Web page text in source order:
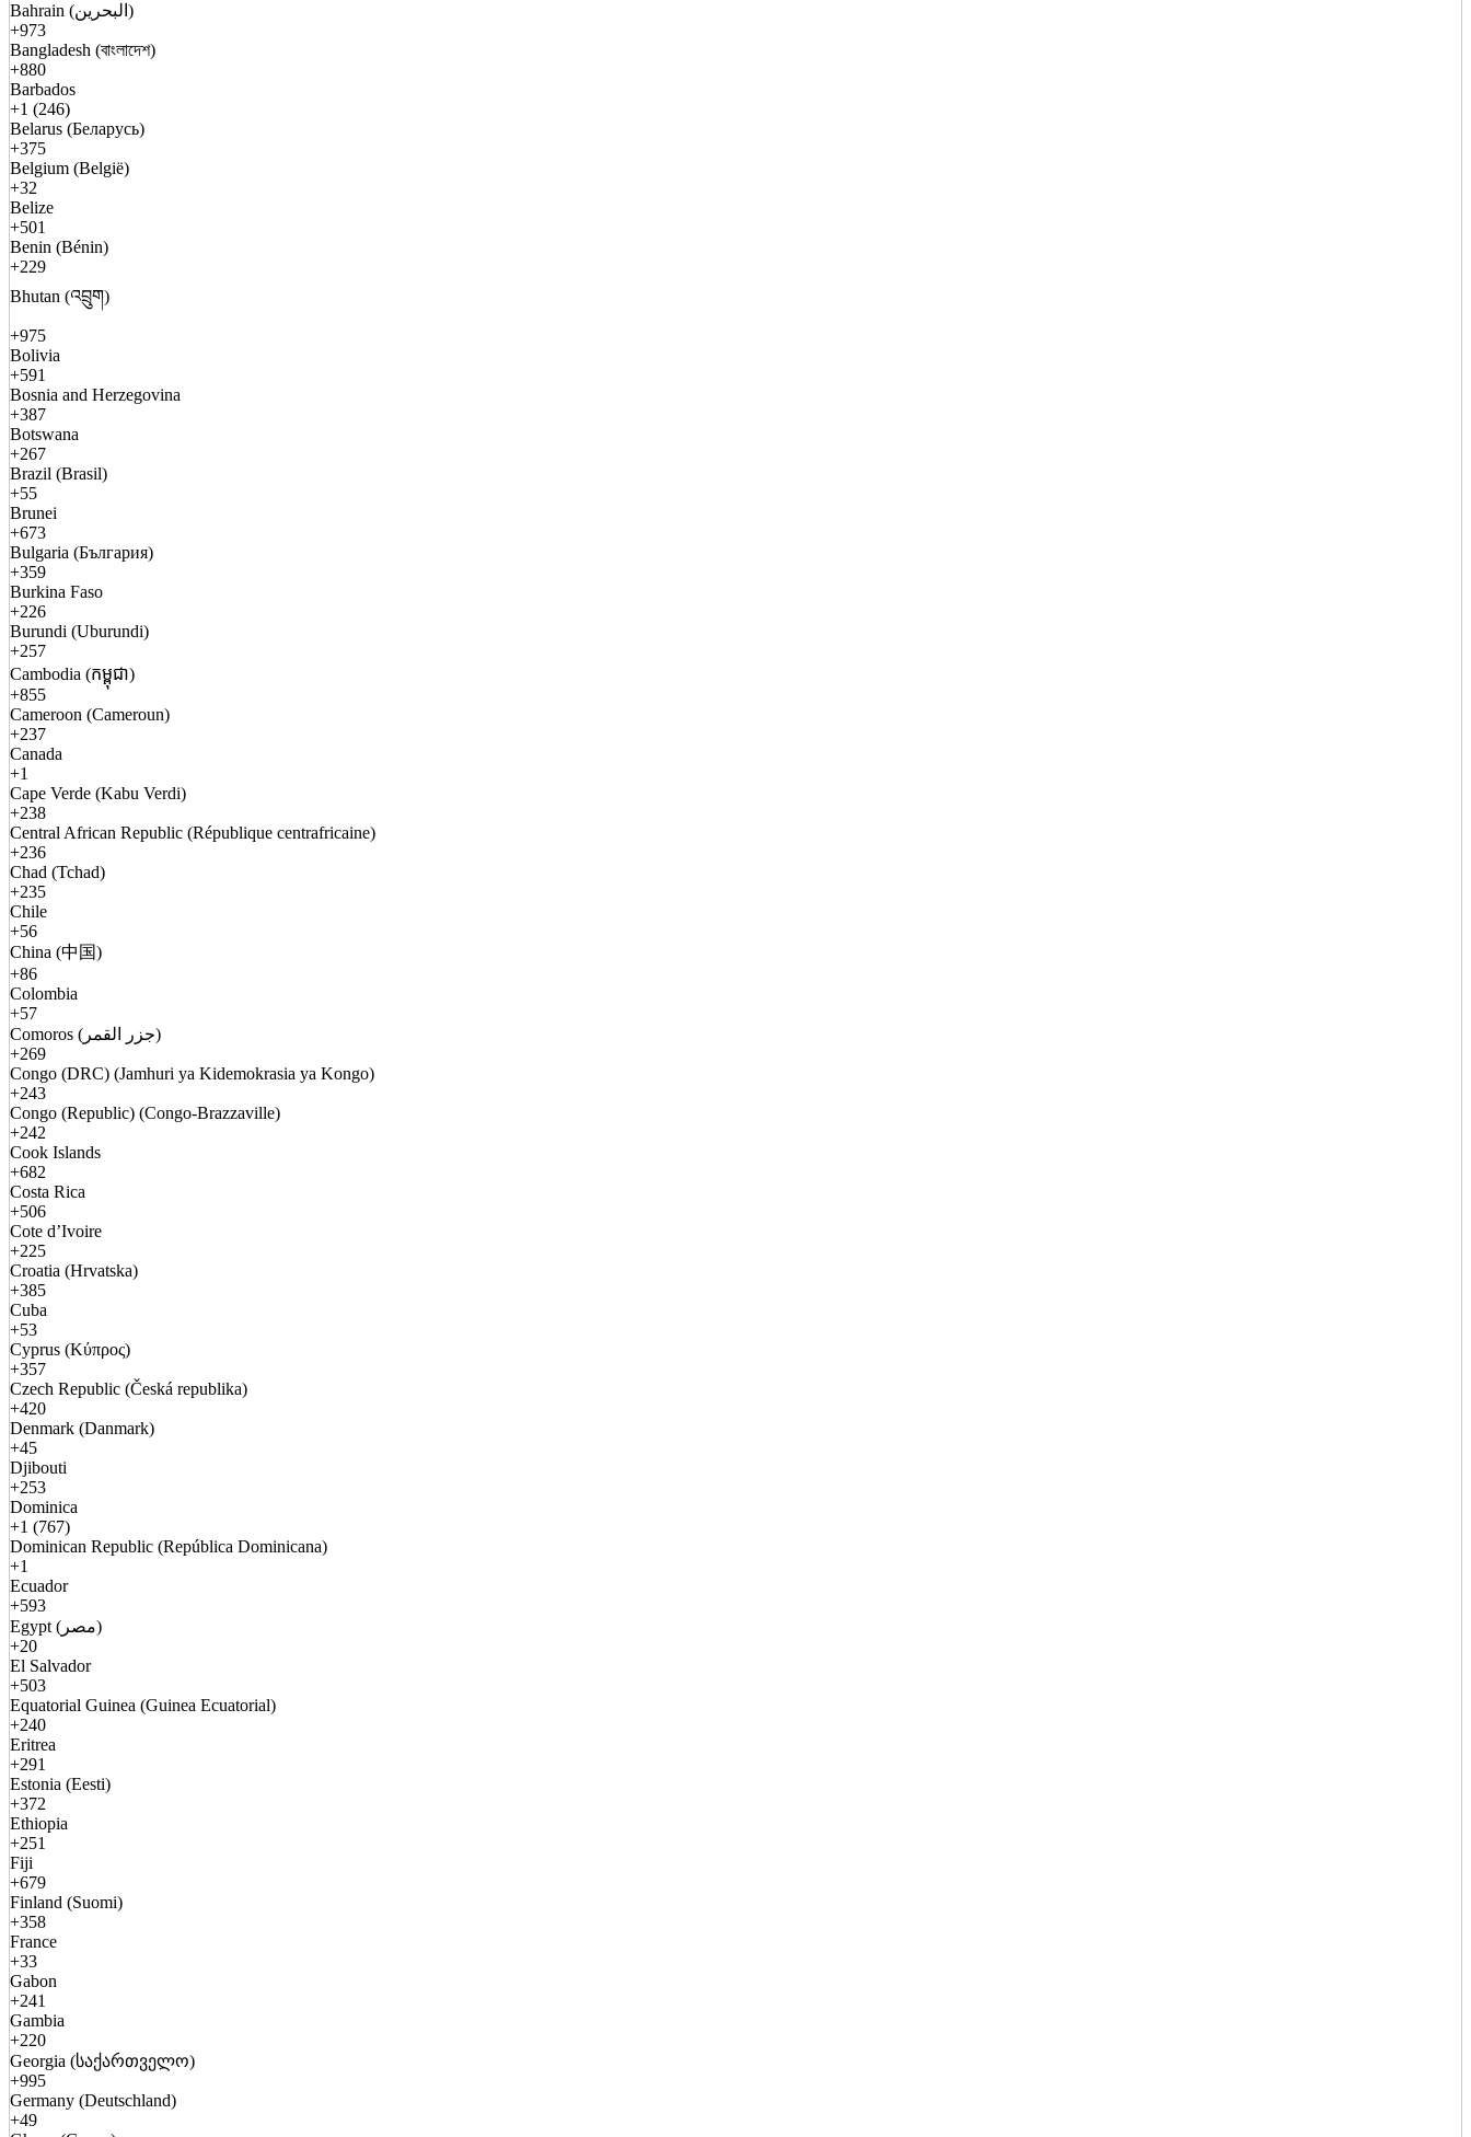
Bahrain (البحرين)
+973
Bangladesh (বাংলাদেশ)
+880
Barbados
+1 (246)
Belarus (Беларусь)
+375
Belgium (België)
+32
Belize
+501
Benin (Bénin)
+229
Bhutan (འབྲུག)
+975
Bolivia
+591
Bosnia and Herzegovina
+387
Botswana
+267
Brazil (Brasil)
+55
Brunei
+673
Bulgaria (България)
+359
Burkina Faso
+226
Burundi (Uburundi)
+257
Cambodia (កម្ពុជា)
+855
Cameroon (Cameroun)
+237
Canada
+1
Cape Verde (Kabu Verdi)
+238
Central African Republic (République centrafricaine)
+236
Chad (Tchad)
+235
Chile
+56
China (中国)
+86
Colombia
+57
Comoros (جزر القمر)
+269
Congo (DRC) (Jamhuri ya Kidemokrasia ya Kongo)
+243
Congo (Republic) (Congo-Brazzaville)
+242
Cook Islands
+682
Costa Rica
+506
Cote d’Ivoire
+225
Croatia (Hrvatska)
+385
Cuba
+53
Cyprus (Κύπρος)
+357
Czech Republic (Česká republika)
+420
Denmark (Danmark)
+45
Djibouti
+253
Dominica
+1 (767)
Dominican Republic (República Dominicana)
+1
Ecuador
+593
Egypt (مصر)
+20
El Salvador
+503
Equatorial Guinea (Guinea Ecuatorial)
+240
Eritrea
+291
Estonia (Eesti)
+372
Ethiopia
+251
Fiji
+679
Finland (Suomi)
+358
France
+33
Gabon
+241
Gambia
+220
Georgia (საქართველო)
+995
Germany (Deutschland)
+49